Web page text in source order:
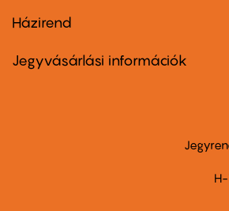
Footer
second
Házirend
Jegyvásárlási információk